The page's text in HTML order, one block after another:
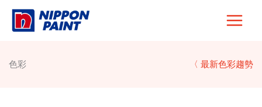
Skip
色彩 〈 最新色彩趨勢